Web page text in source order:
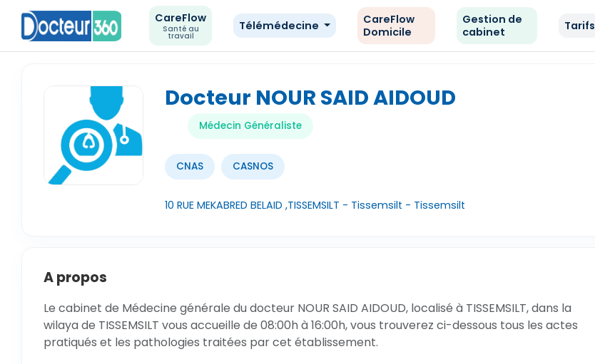
CareFlow
Santé au
travail
Télémédecine
CareFlow
Domicile
Gestion de
cabinet
Tarifs
Docteur NOUR SAID AIDOUD
Médecin Généraliste
CNAS CASNOS
10 RUE MEKABRED BELAID ,TISSEMSILT - Tissemsilt - Tissemsilt
A propos
Le cabinet de Médecine générale du docteur NOUR SAID AIDOUD, localisé à TISSEMSILT, dans la
wilaya de TISSEMSILT vous accueille de 08:00h à 16:00h, vous trouverez ci-dessous tous les actes
pratiqués et les pathologies traitées par cet établissement.